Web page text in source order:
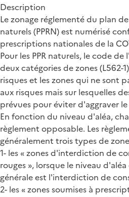
Description
Le zonage réglementé du plan
naturels (PPRN) est numérisé
prescriptions nationales de la
Pour les PPR naturels, le code
deux catégories de zones (L562-
risques et les zones qui ne sont
aux risques mais sur lesquelles
prévues pour éviter d'aggraver
En fonction du niveau d'aléa,
règlement opposable. Les
généralement trois types de
1- les « zones d'interdiction de
rouges », lorsque le niveau
générale est l'interdiction de
2- les « zones soumises à